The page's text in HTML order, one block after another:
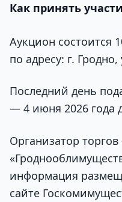
Как принять
Аукцион состоится
по адресу: г.
Последний день
— 4 июня 2026 года
Организатор
информация
сайте